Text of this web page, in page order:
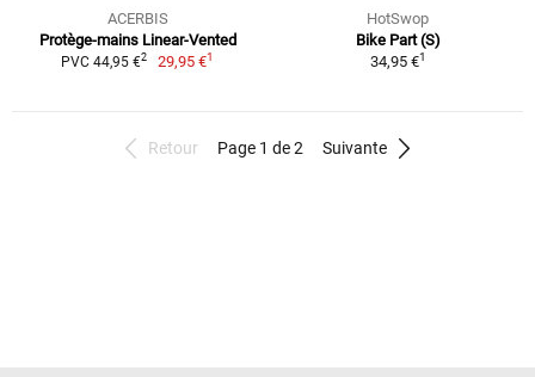
ACERBIS
Protège-mains Linear-Vented
PVC 44,95 €2 29,95 €1
HotSwop
Bike Part (S)
34,95 €1
Retour Page 1 de 2 Suivante